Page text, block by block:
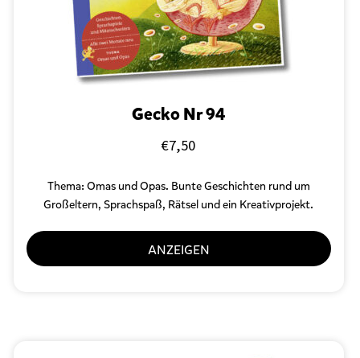
Gecko Nr 94
€7,50
Thema: Omas und Opas. Bunte Geschichten rund um
Großeltern, Sprachspaß, Rätsel und ein Kreativprojekt.
ANZEIGEN